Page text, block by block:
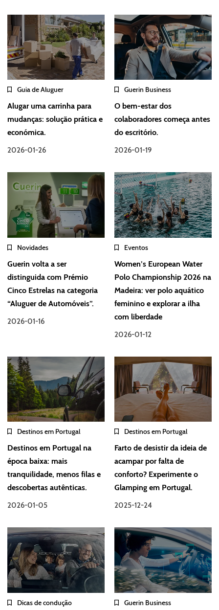
Guia de Aluguer
Alugar uma carrinha para
mudanças: solução prática e
económica.
2026-01-26
Guerin Business
O bem-estar dos
colaboradores começa antes
do escritório.
2026-01-19
Novidades
Guerin volta a ser
distinguida com Prémio
Cinco Estrelas na categoria
“Aluguer de Automóveis”.
2026-01-16
Eventos
Women’s European Water
Polo Championship 2026 na
Madeira: ver polo aquático
feminino e explorar a ilha
com liberdade
2026-01-12
Destinos em Portugal
Destinos em Portugal na
época baixa: mais
tranquilidade, menos filas e
descobertas autênticas.
2026-01-05
Destinos em Portugal
Farto de desistir da ideia de
acampar por falta de
conforto? Experimente o
Glamping em Portugal.
2025-12-24
Dicas de condução Guerin Business